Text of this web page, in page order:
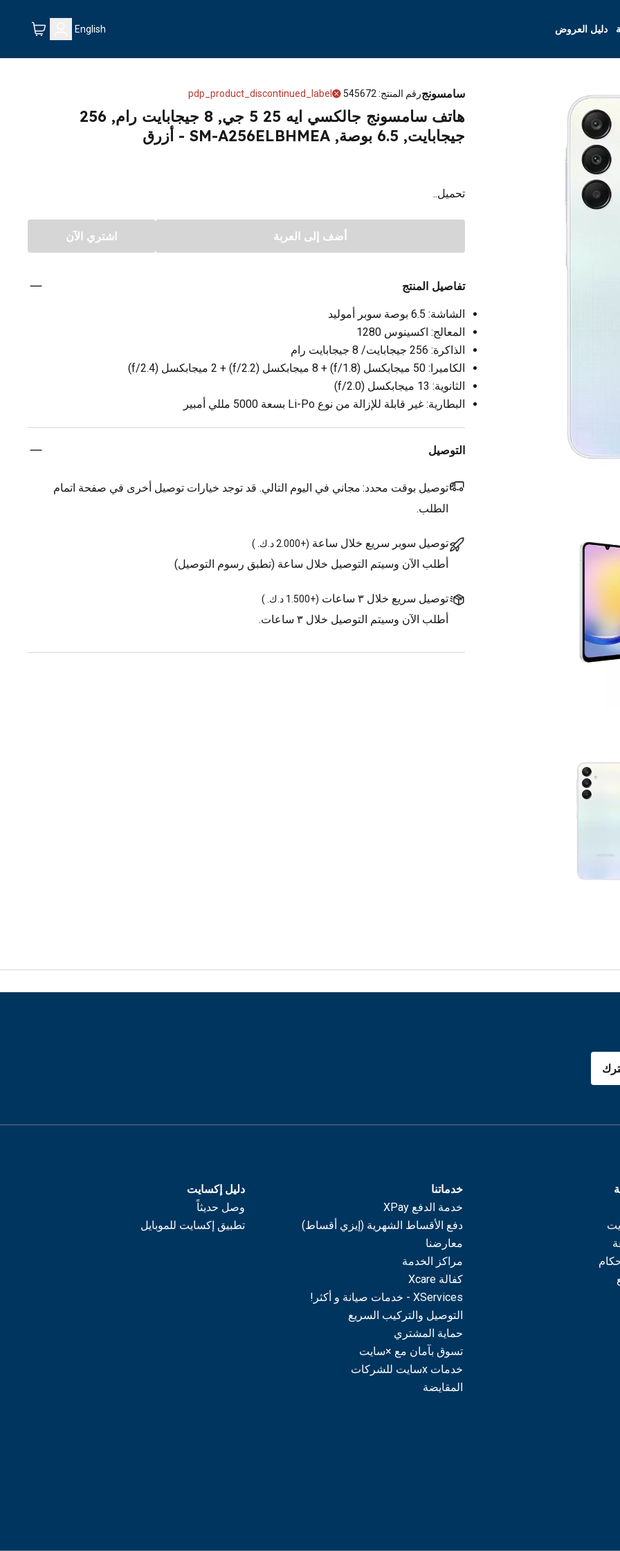
دليل العروض English
سامسونجرقم المنتج:
545672
pdp_product_discontinued_label
هاتف سامسونج جالكسي ايه 25 5 جي, 8 جيجابايت رام, 256
جيجابايت, 6.5 بوصة, SM-A256ELBHMEA - أزرق
تحميل..
أضف إلى العربة اشتري الآن
تفاصيل المنتج
الشاشة: 6.5 بوصة سوبر أموليد
المعالج: اكسينوس 1280
الذاكرة: 256 جيجابايت/ 8 جيجابايت رام
الكاميرا: 50 ميجابكسل (f/1.8) + 8 ميجابكسل (f/2.2) + 2 ميجابكسل (f/2.4)
الثانوية: 13 ميجابكسل (f/2.0)
البطارية: غير قابلة للإزالة من نوع Li-Po بسعة 5000 مللي أمبير
التوصيل
توصيل بوقت محدد: مجاني في اليوم التالي. قد توجد خيارات توصيل أخرى في صفحة اتمام
الطلب.
توصيل سوبر سريع خلال ساعة (+2.000 د.ك. )
أطلب الآن وسيتم التوصيل خلال ساعة (تطبق رسوم التوصيل)
توصيل سريع خلال ٣ ساعات (+1.500 د.ك. )
أطلب الآن وسيتم التوصيل خلال ٣ ساعات.
خدماتنا
خدمة الدفع XPay
دفع الأقساط الشهرية (إيزي أقساط)
معارضنا
مراكز الخدمة
كفالة Xcare
XServices - خدمات صيانة و أكثر!
التوصيل والتركيب السريع
حماية المشتري
تسوق بآمان مع ×سايت
خدمات xسايت للشركات
المقايضة
دليل إكسايت
وصل حديثاً
تطبيق إكسايت للموبايل